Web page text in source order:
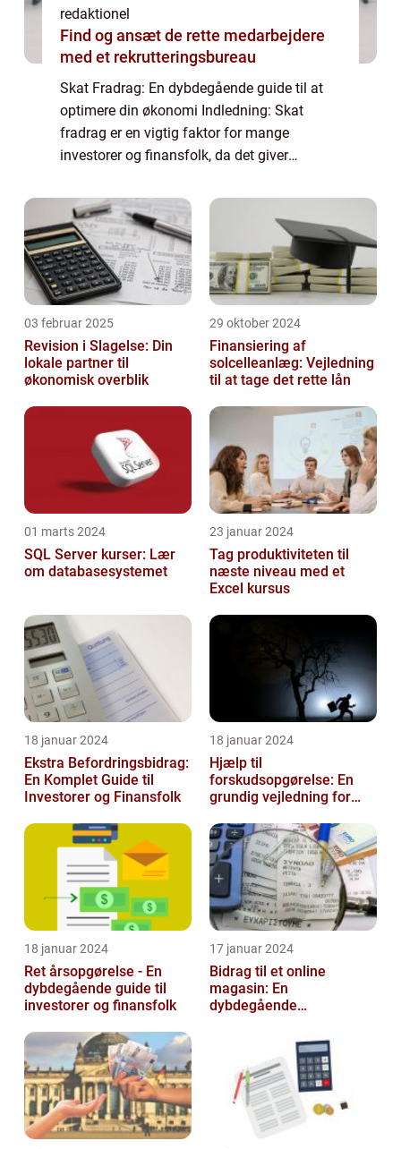
redaktionel
Find og ansæt de rette medarbejdere
med et rekrutteringsbureau
Skat Fradrag: En dybdegående guide til at
optimere din økonomi Indledning: Skat
fradrag er en vigtig faktor for mange
investorer og finansfolk, da det giver
indkomst og dermed minimere skattebyrden.
I denne...
03 februar 2025
Revision i Slagelse: Din
lokale partner til
økonomisk overblik
29 oktober 2024
Finansiering af
solcelleanlæg: Vejledning
til at tage det rette lån
01 marts 2024
SQL Server kurser: Lær
om databasesystemet
23 januar 2024
Tag produktiviteten til
næste niveau med et
Excel kursus
18 januar 2024
Ekstra Befordringsbidrag:
En Komplet Guide til
Investorer og Finansfolk
18 januar 2024
Hjælp til
forskudsopgørelse: En
grundig vejledning for
18 januar 2024
Ret årsopgørelse - En
dybdegående guide til
investorer og finansfolk
17 januar 2024
Bidrag til et online
magasin: En
dybdegående
betydningen og
udviklingen over tid